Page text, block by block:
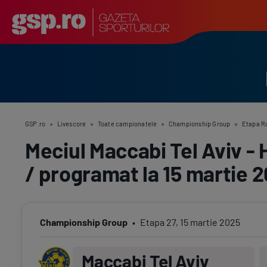
GSP.ro » Livescore » Toate campionatele » Championship Group » Etapa
Meciul Maccabi Tel Aviv -
/ programat la 15 martie
Championship Group Etapa 27, 15 martie 2025
Maccabi Tel Aviv